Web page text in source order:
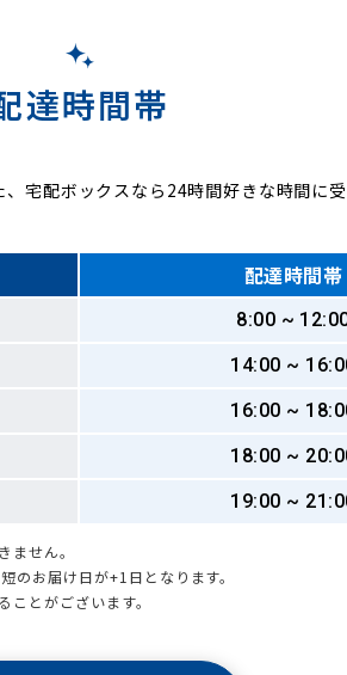
達時間帯
宅配ボックスなら24時間好きな時間に
配達時間帯
8:00 ~
14:00 ~
16:00 ~
18:00 ~
19:00 ~
せん。
お届け日が+1日となります。
とがございます。